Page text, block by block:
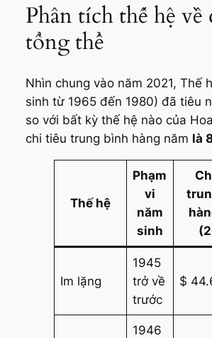
Phân tích thế hệ
tổng thể
Nhìn chung vào năm 2021, Thế
sinh từ 1965 đến 1980) đã tiêu
so với bất kỳ thế hệ nào của
chi tiêu trung bình hàng năm là
Thế hệ
Phạm
vi
năm
sinh
Im lặng
1945
trở về
trước
$
1946